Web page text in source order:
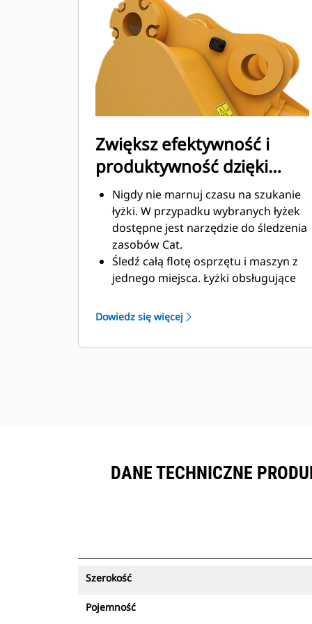
Zużycie paliwa jest najwyższe
podczas kopania. Łyżki Cat
gwarantują szybkie cięcie materiału
w celu zwiększenia ogólnej
wydajności pracy maszyny.
Możesz załadować większą ilość
materiału w krótszym czasie. Kształt
łyżki i segmenty boczne pozwalają
utrzymać większość materiału w
łyżce podczas każdego załadunku.
Zwiększ efektywność i
produktywność dzięki
zintegrowanym
technologiom Cat Connect
Nigdy nie marnuj czasu na szukanie
łyżki. W przypadku wybranych łyżek
dostępne jest narzędzie do śledzenia
zasobów Cat.
Śledź całą flotę osprzętu i maszyn z
jednego miejsca. Łyżki obsługujące
wyświetlić w VisionLink
sprzętem objętym subskrypcją
Product Link .
Dowiedz się więcej
DANE TECHNICZNE
Szerokość
Pojemność